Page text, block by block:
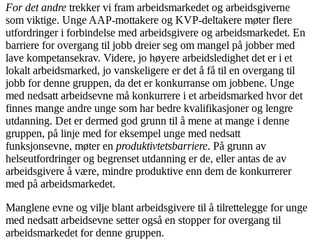
For det andre trekker vi fram arbeidsmarkedet og arbeidsgiverne
som viktige. Unge AAP-mottakere og KVP-deltakere møter flere
utfordringer i forbindelse med arbeidsgivere og arbeidsmarkedet. En
barriere for overgang til jobb dreier seg om mangel på jobber med
lave kompetansekrav. Videre, jo høyere arbeidsledighet det er i et
lokalt arbeidsmarked, jo vanskeligere er det å få til en overgang til
jobb for denne gruppen, da det er konkurranse om jobbene. Unge
med nedsatt arbeidsevne må konkurrere i et arbeidsmarked hvor det
finnes mange andre unge som har bedre kvalifikasjoner og lengre
utdanning. Det er dermed god grunn til å mene at mange i denne
gruppen, på linje med for eksempel unge med nedsatt
funksjonsevne, møter en produktivtetsbarriere. På grunn av
helseutfordringer og begrenset utdanning er de, eller antas de av
arbeidsgivere å være, mindre produktive enn dem de konkurrerer
med på arbeidsmarkedet.
Manglene evne og vilje blant arbeidsgivere til å tilrettelegge for unge
med nedsatt arbeidsevne setter også en stopper for overgang til
arbeidsmarkedet for denne gruppen.